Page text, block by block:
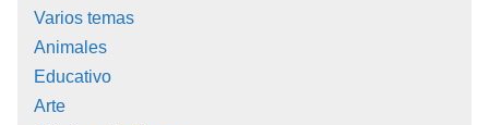
Varios temas
Animales
Educativo
Arte